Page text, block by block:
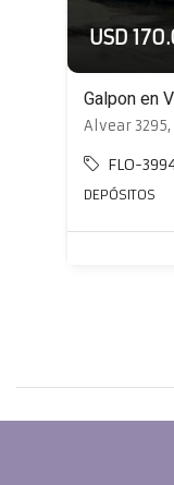
USD
Galpon en
Alvear
FLO-
DEPÓSITOS